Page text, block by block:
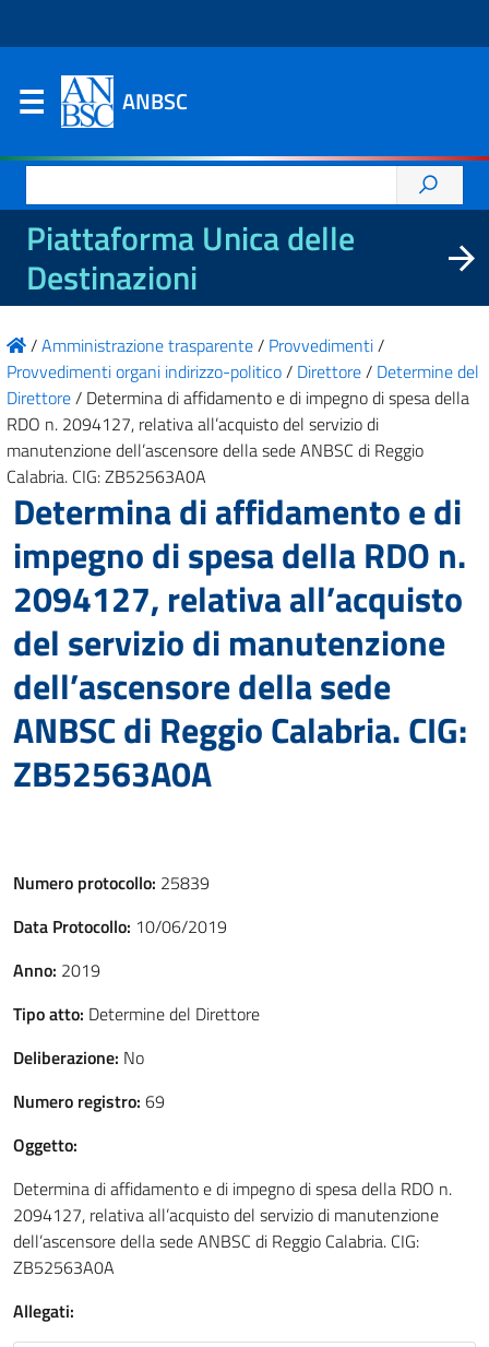
ANBSC
per:
Piattaforma Unica delle
Destinazioni
/Amministrazione trasparente/ Provvedimenti/
Provvedimenti organi indirizzo-politico/ Direttore/ Determine del
Direttore/ Determina di affidamento e di impegno di spesa della
RDO n. 2094127, relativa all’acquisto del servizio di
manutenzione dell’ascensore della sede ANBSC di Reggio
Calabria. CIG: ZB52563A0A
Determina di affidamento e di
impegno di spesa della RDO n.
2094127, relativa all’acquisto
del servizio di manutenzione
dell’ascensore della sede
ANBSC di Reggio Calabria. CIG:
ZB52563A0A
Numero protocollo: 25839
Data Protocollo: 10/06/2019
Anno: 2019
Tipo atto: Determine del Direttore
Deliberazione: No
Numero registro: 69
Oggetto:
Determina di affidamento e di impegno di spesa della RDO n.
2094127, relativa all’acquisto del servizio di manutenzione
dell’ascensore della sede ANBSC di Reggio Calabria. CIG:
ZB52563A0A
Allegati: